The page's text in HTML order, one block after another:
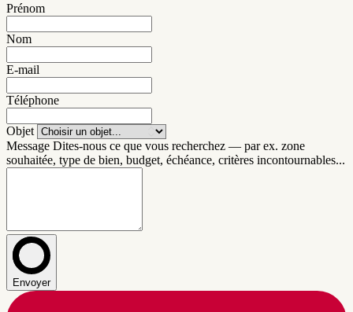
Prénom
Nom
E-mail
Téléphone
Objet
Message Dites-nous ce que vous recherchez — par ex. zone
souhaitée, type de bien, budget, échéance, critères incontournables...
Envoyer